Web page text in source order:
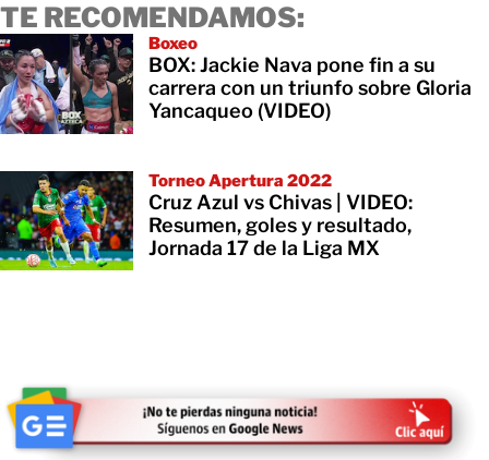
TE RECOMENDAMOS:
Boxeo
BOX: Jackie Nava pone fin a su
carrera con un triunfo sobre Gloria
Yancaqueo (VIDEO)
Torneo Apertura 2022
Cruz Azul vs Chivas | VIDEO:
Resumen, goles y resultado,
Jornada 17 de la Liga MX